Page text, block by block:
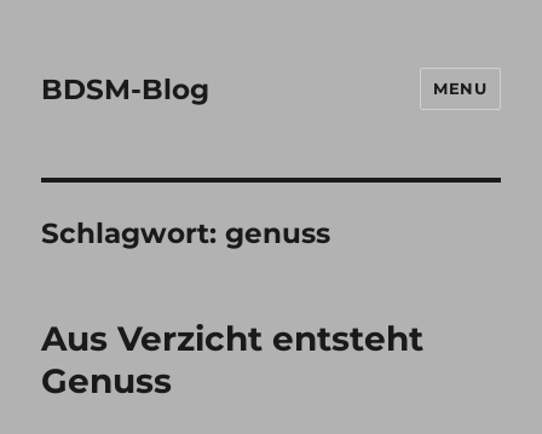
BDSM-Blog MENU
Schlagwort:genuss
Aus Verzicht entsteht
Genuss